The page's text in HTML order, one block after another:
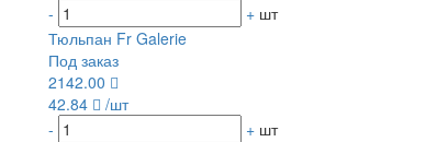
-
+ шт
Тюльпан Fr Galerie
Под заказ
2142.00
42.84
/шт
-
+ шт